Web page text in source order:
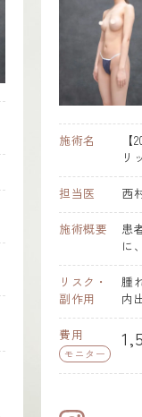
施術名
リ
担当医 西
施術概要
患
に
ト
し
ま
か
し
取
リスク・
副作用
腫
内
ギ
な
費用
モニター